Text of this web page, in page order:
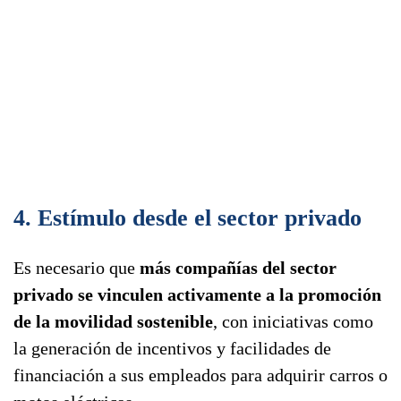
4. Estímulo desde el sector privado
Es necesario que más compañías del sector
privado se vinculen activamente a la promoción
de la movilidad sostenible, con iniciativas como
la generación de incentivos y facilidades de
financiación a sus empleados para adquirir carros o